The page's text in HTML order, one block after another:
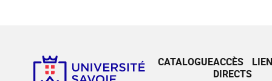
CATALOGUEACCÈS
DIRECTS